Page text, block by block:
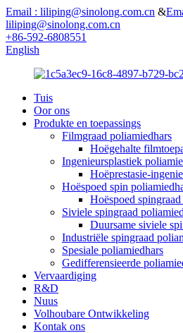
Email : liliping@sinolong.com.cn &
liliping@sinolong.com.cn
+86-592-6808551
English
Tuis
Oor ons
Produkte en toepassings
Filmgraad poliamiedhars
Hoëgehalte
Ingenieursplastiek
Hoëprestasie-
Hoëspoed spin
Hoëspoed
Siviele spingraad
Duursame siviele
Industriële spingraad
Spesiale poliamiedhars
Gedifferensieerde
Vervaardiging
R&D
Nuus
Volhoubare Ontwikkeling
Kontak ons